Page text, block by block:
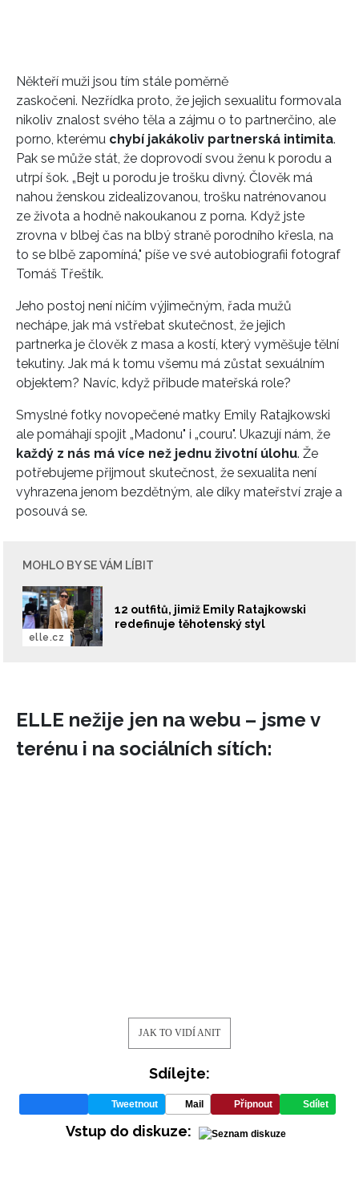
INFORMACE
REDAKCE
Někteří muži jsou tím stále poměrně
zaskočeni. Nezřídka proto, že jejich sexualitu formovala
nikoliv znalost svého těla a zájmu o to partnerčino, ale
porno, kterému chybí jakákoliv partnerská intimita.
Pak se může stát, že doprovodí svou ženu k porodu a
utrpí šok. „Bejt u porodu je trošku divný. Člověk má
nahou ženskou zidealizovanou, trošku natrénovanou
ze života a hodně nakoukanou z porna. Když jste
zrovna v blbej čas na blbý straně porodního křesla, na
to se blbě zapomíná," píše ve své autobiografii fotograf
Tomáš Třeštík.
Jeho postoj není ničím výjimečným, řada mužů
nechápe, jak má vstřebat skutečnost, že jejich
partnerka je člověk z masa a kostí, který vyměšuje tělní
tekutiny. Jak má k tomu všemu má zůstat sexuálním
objektem? Navíc, když přibude mateřská role?
Smyslné fotky novopečené matky Emily Ratajkowski
ale pomáhají spojit „Madonu" i „couru". Ukazují nám, že
každý z nás má více než jednu životní úlohu. Že
potřebujeme přijmout skutečnost, že sexualita není
vyhrazena jenom bezdětným, ale díky mateřství zraje a
posouvá se.
MOHLO BY SE VÁM LÍBIT
12 outfitů, jimiž Emily Ratajkowski
redefinuje těhotenský styl
elle.cz
ELLE nežije jen na webu – jsme v
terénu i na sociálních sítích:
JAK TO VIDÍ ANIT
Sdílejte:
Tweetnout Mail Připnout Sdílet
Vstup do diskuze: